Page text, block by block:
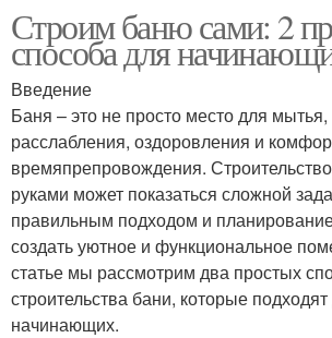
Строим баню сами: 2
способа для
Введение
Баня – это не просто место для мытья,
расслабления, оздоровления и
времяпрепровождения.
руками может показаться сложной
правильным подходом и
создать уютное и функциональное
статье мы рассмотрим два простых
строительства бани, которые
начинающих.